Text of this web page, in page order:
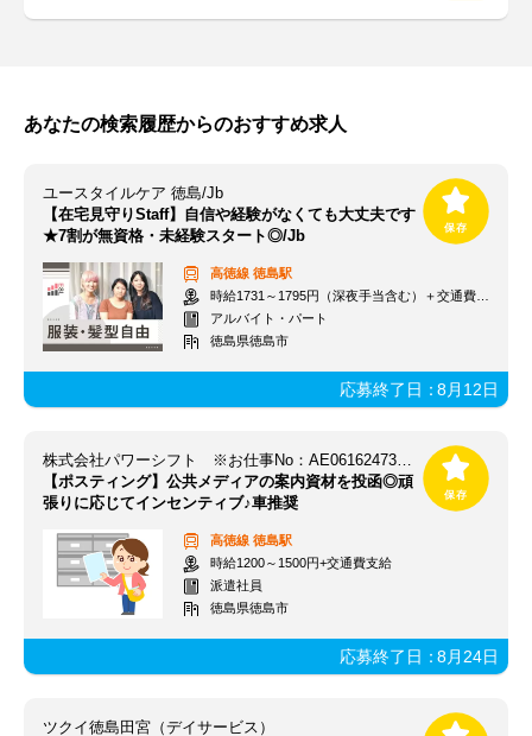
あなたの検索履歴からのおすすめ求人
ユースタイルケア 徳島/Jb
【在宅見守りStaff】自信や経験がなくても大丈夫です
★7割が無資格・未経験スタート◎/Jb
高徳線 徳島駅
時給1731～1795円（深夜手当含む）＋交通費支給
アルバイト・パート
徳島県徳島市
応募終了日：8月12日
株式会社パワーシフト ※お仕事No：AE0616247361_ポスティング徳島
【ポスティング】公共メディアの案内資材を投函◎頑
張りに応じてインセンティブ♪車推奨
高徳線 徳島駅
時給1200～1500円+交通費支給
派遣社員
徳島県徳島市
応募終了日：8月24日
ツクイ徳島田宮（デイサービス）